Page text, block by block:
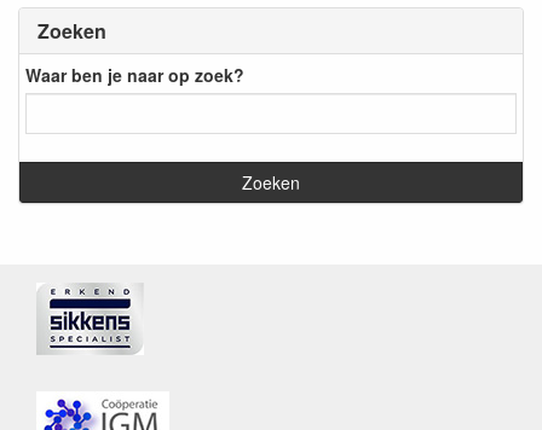
Zoeken
Waar ben je naar op zoek?